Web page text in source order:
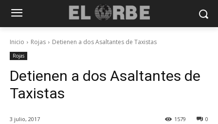
Inicio Rojas Detienen a dos Asaltantes de Taxistas
Rojas
Detienen a dos Asaltantes de
Taxistas
3 julio, 2017 0
1579